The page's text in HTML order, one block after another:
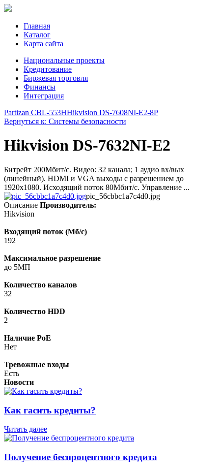
Главная
Каталог
Карта сайта
Национальные проекты
Кредитование
Биржевая торговля
Финансы
Интеграция
Partizan CBL-553HHikvision DS-7608NI-E2-8P
Вернуться к: Системы безопасности
Hikvision DS-7632NI-E2
Битрейт 200Мбит/с. Видео: 32 канала; 1 аудио вх/вых
(линейный). HDMI и VGA выходы с разрешением до
1920x1080. Исходящий поток 80Мбит/с. Управление ...
pic_56cbbc1a7c4d0.jpg
Описание Производитель:
Hikvision
Входящий поток (Мб/с)
192
Максимальное разрешение
до 5МП
Количество каналов
32
Количество HDD
2
Наличие PoE
Нет
Тревожные входы
Есть
Новости
Как гасить кредиты?
Читать далее
Получение беспроцентного кредита